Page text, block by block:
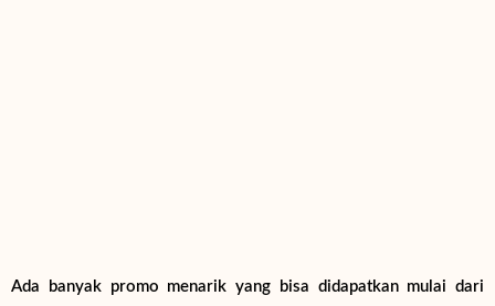
Ada banyak promo menarik yang bisa didapatkan mulai dari